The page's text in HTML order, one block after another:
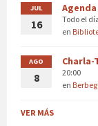
JUL
16
Todo el
en
AGO
8
20:00
en
VER MÁS